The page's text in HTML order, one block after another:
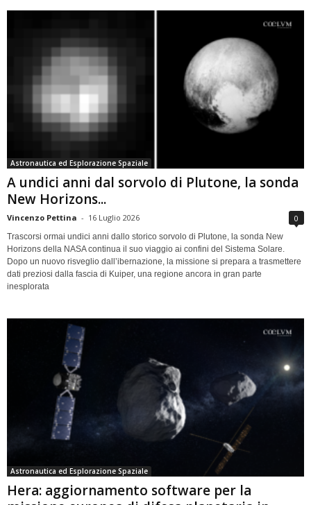
Astronautica ed Esplorazione Spaziale
A undici anni dal sorvolo di Plutone, la sonda
New Horizons...
Vincenzo Pettina - 16 Luglio 2026 0
Trascorsi ormai undici anni dallo storico sorvolo di Plutone, la sonda New
Horizons della NASA continua il suo viaggio ai confini del Sistema Solare.
Dopo un nuovo risveglio dall’ibernazione, la missione si prepara a trasmettere
dati preziosi dalla fascia di Kuiper, una regione ancora in gran parte
inesplorata
Astronautica ed Esplorazione Spaziale
Hera: aggiornamento software per la